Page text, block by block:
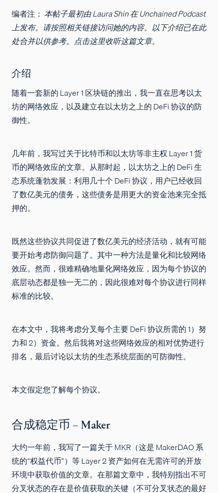
编者注： 本帖子最初由 Laura Shin 在 Unchained Podcast
上发布。请按照相关链接访问她的内容。以下介绍已在此
处合并以供参考。点击这里收听这篇文章。
介绍
随着一套新的 Layer 1 区块链的推出，我一直在思考以太
坊的网络效应，以及建立在以太坊之上的 DeFi 协议的防
御性。
几年前，我写过关于比特币和以太坊等非主权 Layer 1 货
币的网络效应的文章。从那时起，以太坊之上的 DeFi 生
态系统蓬勃发展：利用几十个 DeFi 协议，用户已经收回
了数亿美元的债务，这些债务是用更大的资金池来完全抵
押的。
既然这些协议共同促进了数亿美元的经济活动，就有可能
要开始考虑防御问题了。其中一种方法是量化和比较网络
效应。然而，很难精确地量化网络效应，因为每个协议的
底层动态都是独一无二的，因此很难对每个协议进行同样
标准的比较。
在本文中，我将考虑分叉每个主要 DeFi 协议所需的 1）努
力和 2）资金。然后我将对这些网络效应的相对优势进行
排名，最后讨论以太坊的生态系统层面的可防御性。
本文假定您了解每个协议。
合成稳定币 – Maker
大约一年前，我写了一篇关于 MKR（这是 MakerDAO 系
统的“权益代币”）等 Layer 2 资产如何在无需许可的开放
环境中获取价值的文章。在那篇文章中，我特别指出不可
分叉状态的存在是价值获取的关键（不可分叉状态的最好